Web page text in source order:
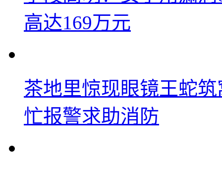
高达169万元
茶地里惊现眼镜王蛇
忙报警求助消防